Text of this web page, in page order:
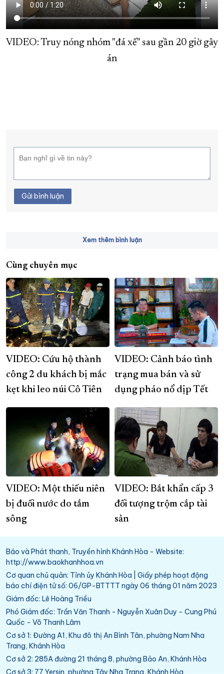
XÂY DỰNG KHÁNH HÒA TRỞ THÀNH THÀNH PHỐ TRỰC THUỘC
VIDEO: Truy nóng nhóm "đá xế" sau gần 20 giờ gây
án
Gửi bình luận
Xem thêm bình luận
Cùng chuyên mục
VIDEO: Cứu hộ thành
công 2 du khách bị mắc
kẹt khi leo núi Cô Tiên
VIDEO: Cảnh báo tình
trạng mua bán và sử
dụng pháo nổ dịp Tết
VIDEO: Một thiếu niên
bị đuối nước do tắm
sông
VIDEO: Bắt khẩn cấp 3
đối tượng trộm cắp tài
sản
Báo và Phát thanh, Truyền hình Khánh Hòa - Website:
http://www.baokhanhhoa.vn
Cơ quan chủ quản: Tỉnh ủy Khánh Hòa | Giấy phép hoạt động
báo chí điện tử số: 06/GP-BTTTT ngày 06 tháng 01 năm 2023
Giám đốc: Lê Hoàng Triều
Phó Giám đốc: Trần Văn Thanh - Nguyễn Xuân Duy - Cung Phú
Quốc - Võ Thanh Lâm
Cơ sở 1: Đường A1, Khu đô thị An Bình Tân, phường Nam Nha
Trang, Khánh Hòa
Cơ sở 2: 285A đường 21 tháng 8, phường Bảo An, Khánh Hòa
Cơ sở 3: 77 Yersin, phường Tây Nha Trang, Khánh Hòa